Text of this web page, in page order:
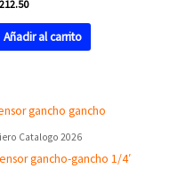
212.50
Añadir al carrito
Catalogo 2026
gancho-gancho 1/4′